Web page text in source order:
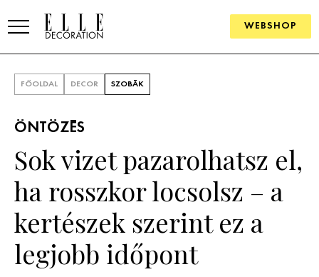
WEBSHOP
SZOBÁK
Konyha
Fürdőszoba
Nappali
ÖTLETEK
Szállodák és vendégházak
FŐOLDAL DECOR SZOBÁK
ÖNTÖZÉS
Sok vizet pazarolhatsz el,
ha rosszkor locsolsz – a
kertészek szerint ez a
legjobb időpont